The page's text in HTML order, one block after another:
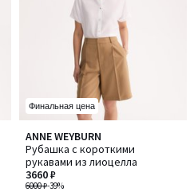
Финальная цена
ANNE WEYBURN
Рубашка с короткими
рукавами из лиоцелла
6000 ₽-39%
3660 ₽
4
/
5
Количество
цветов:
2